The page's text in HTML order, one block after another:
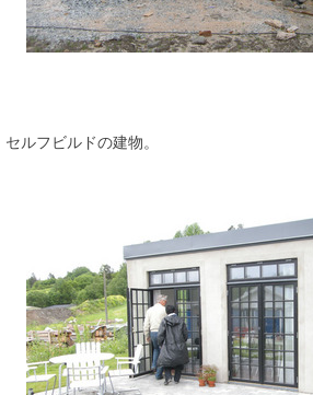
セルフビルドの建物。